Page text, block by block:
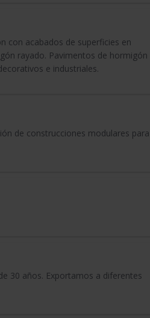
con acabados de superficies en
rayado. Pavimentos de hormigón
e industriales.
de construcciones modulares para
30 años. Exportamos a diferentes